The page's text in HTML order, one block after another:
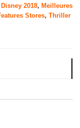
2018, Meilleures
Stores, Thriller